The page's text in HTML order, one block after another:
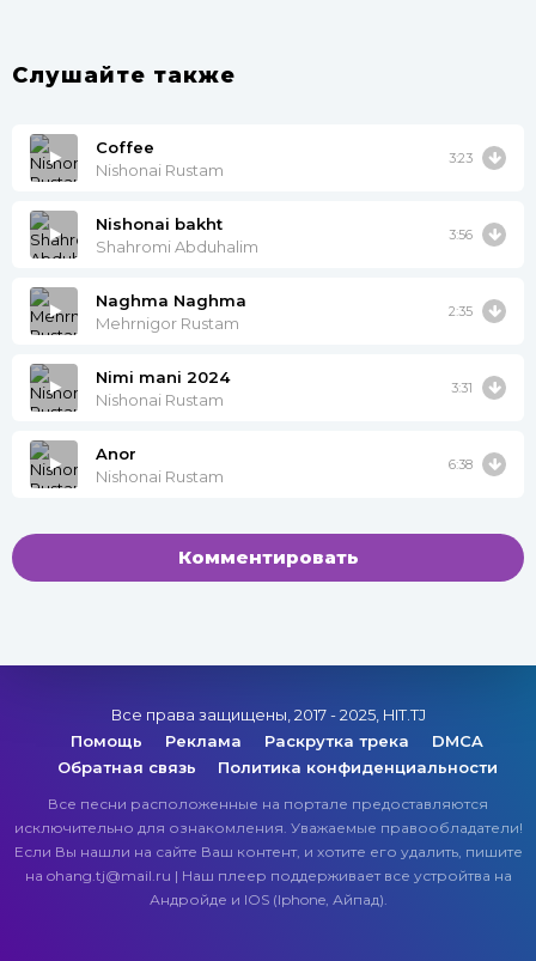
Слушайте также
Coffee
Nishonai Rustam
3:23
Nishonai bakht
Shahromi Abduhalim
3:56
Naghma Naghma
Mehrnigor Rustam
2:35
Nimi mani 2024
Nishonai Rustam
3:31
Anor
Nishonai Rustam
6:38
Комментировать
Все права защищены, 2017 - 2025, HIT.TJ
Помощь
Реклама Раскрутка трека
DMCA
Обратная связь
Политика конфиденциальности
Все песни расположенные на портале предоставляются
исключительно для ознакомления. Уважаемые правообладатели!
Если Вы нашли на сайте Ваш контент, и хотите его удалить, пишите
на ohang.tj@mail.ru | Наш плеер поддерживает все устройтва на
Андройде и IOS (Iphone, Айпад).